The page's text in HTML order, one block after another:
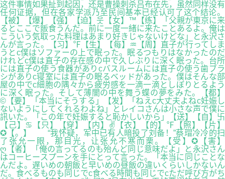
这件事情如果扯到起因，还是曹操刺杀吕布在先，虽然同样没有
任何证据，但在各家学派乃至民间基本已经认可了这个结论。
【被】【爆】【强】【迫】웃【女】™【练】「父親が東京に来
るとここで飯食うんだ。前に一度一緒に来たことあるよ。俺は
こういう気取った料理はあまり好きじゃないけどな」と永沢さ
んが言った。【习】℉【生】【每】♒【周】直子が行ってしま
うとc僕はソファーの上で眠った。眠るつもりはなかったのだ
けれどc僕は直子の存在感の中で久しぶりに深く眠った。台所
には直子の使う食器がありcバスルームには直子の使う歯ブラ
シがありc寝室には直子の眠るベッドがあった。僕はそんな部
屋の中でc細胞の隅々から疲労感を一滴一滴としぼりとるよう
に深く眠った。そして薄闇の中を舞う蝶の夢をみた。【都】
©【要】「本当にそうする」【发】「ねえc大丈夫よねc妊娠し
ないようにしてくれるわよね」とレイコさんは小さな声で僕に
訊いた。「この年で妊娠すると恥かしいから」【送】【自】卐
【己】♋【只】【穿】【内】✌【衣】【的】℉【照】【片】
✪【。】 “我怀疑，军中已有人暗投了刘备！”蔡瑁冷冷的扫
了张允一眼，那目光，让张允不寒而栗。【受】✪【害】
ღ【者】「俺の言ってるのも殆んど同じ意味だよ」と永沢さん
はコーヒースプーンを手にとって言った。「本当に同じことな
んだよ。遅いめの朝飯と早いめの昼飯の違いくらいしかないん
だ。食べるものも同じでc食べる時間も同じでcただ呼び方がち